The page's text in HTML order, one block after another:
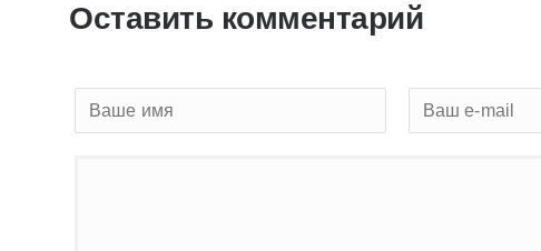
Оставить комментарий